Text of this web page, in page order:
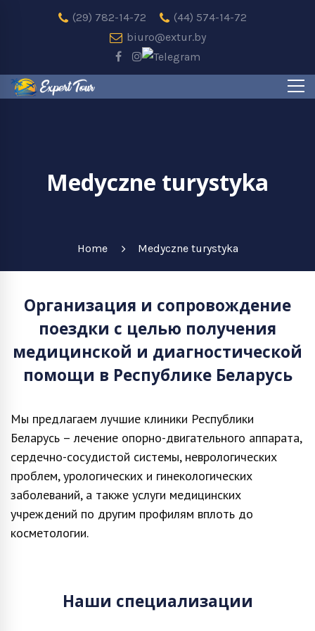
(29) 782-14-72
(44) 574-14-72
biuro@extur.by
Medyczne turystyka
Home Medyczne turystyka
Организация и сопровождение
поездки с целью получения
медицинской и диагностической
помощи в Республике Беларусь
Мы предлагаем лучшие клиники Республики
Беларусь – лечение опорно-двигательного аппарата,
сердечно-сосудистой системы, неврологических
проблем, урологических и гинекологических
заболеваний, а также услуги медицинских
учреждений по другим профилям вплоть до
косметологии.
Наши специализации